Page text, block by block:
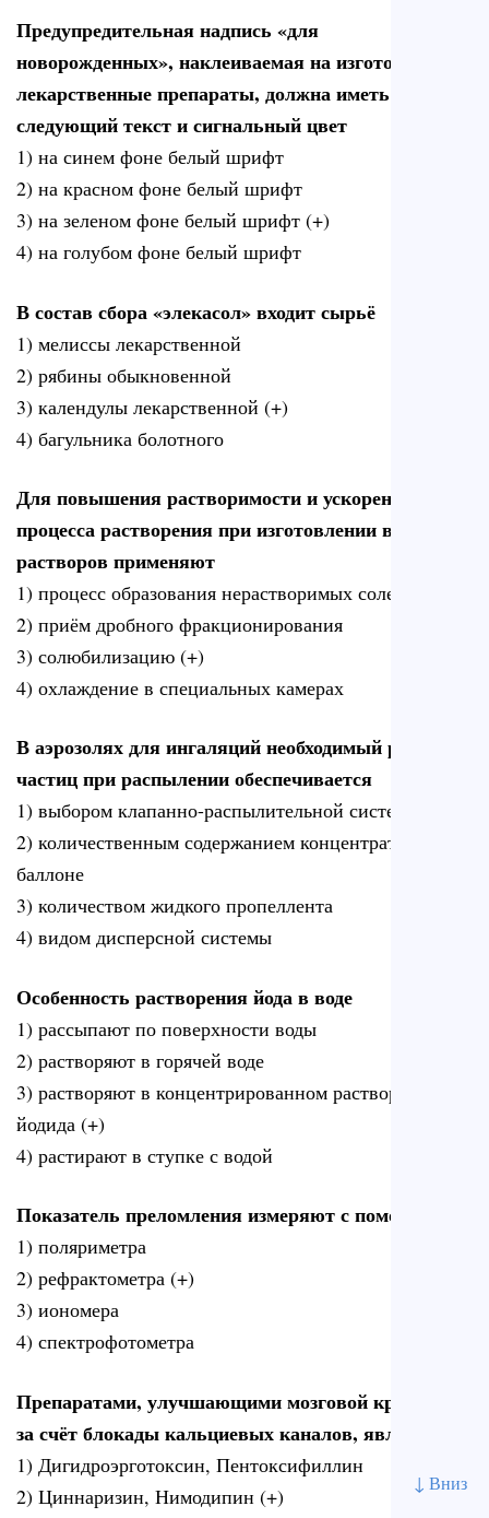
↓ Вниз
Предупредительная надпись «для
новорожденных», наклеиваемая на изготовленные
лекарственные препараты, должна иметь
следующий текст и сигнальный цвет
1) на синем фоне белый шрифт
2) на красном фоне белый шрифт
3) на зеленом фоне белый шрифт (+)
4) на голубом фоне белый шрифт
В состав сбора «элекасол» входит сырьё
1) мелиссы лекарственной
2) рябины обыкновенной
3) календулы лекарственной (+)
4) багульника болотного
Для повышения растворимости и ускорения
процесса растворения при изготовлении водных
растворов применяют
1) процесс образования нерастворимых солей
2) приём дробного фракционирования
3) солюбилизацию (+)
4) охлаждение в специальных камерах
В аэрозолях для ингаляций необходимый размер
частиц при распылении обеспечивается
1) выбором клапанно-распылительной системы (+)
2) количественным содержанием концентрата в
баллоне
3) количеством жидкого пропеллента
4) видом дисперсной системы
Особенность растворения йода в воде
1) рассыпают по поверхности воды
2) растворяют в горячей воде
3) растворяют в концентрированном растворе калия
йодида (+)
4) растирают в ступке с водой
Показатель преломления измеряют с помощью
1) поляриметра
2) рефрактометра (+)
3) иономера
4) спектрофотометра
Препаратами, улучшающими мозговой кровоток
за счёт блокады кальциевых каналов, являются
1) Дигидроэрготоксин, Пентоксифиллин
2) Циннаризин, Нимодипин (+)